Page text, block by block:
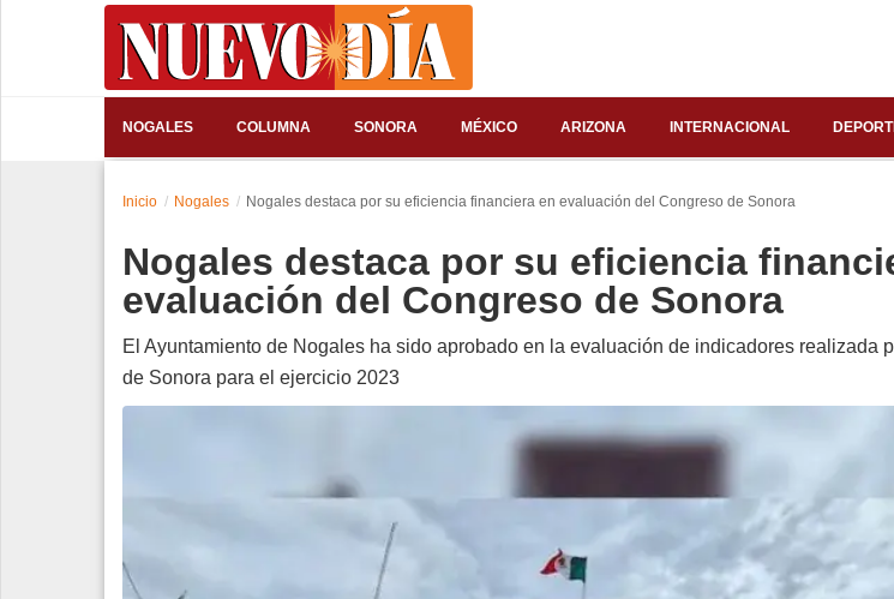
NOGALES COLUMNA SONORA MÉXICO ARIZONA INTERNACIONAL
Espectáculos
Inicio Nogales Nogales destaca por su eficiencia financiera en evaluación del Congreso de Sonora
Nogales destaca por su eficiencia
evaluación del Congreso de Sonora
El Ayuntamiento de Nogales ha sido aprobado en la evaluación de indicadores realizada
de Sonora para el ejercicio 2023